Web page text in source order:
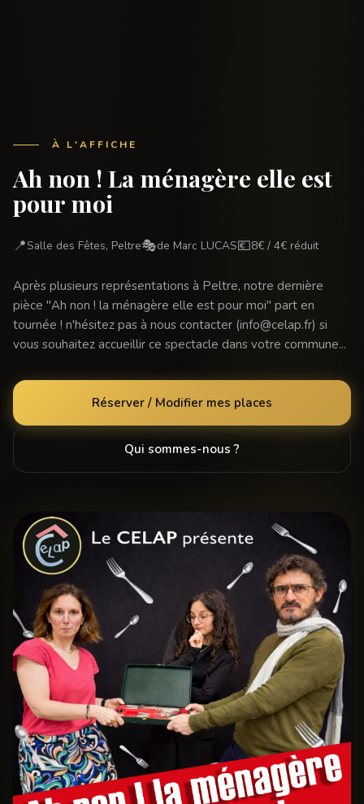
À L'AFFICHE
Ah non ! La ménagère elle est
pour moi
📍Salle des Fêtes, Peltre🎭de Marc LUCAS💶8€ / 4€ réduit
Après plusieurs représentations à Peltre, notre dernière
pièce "Ah non ! la ménagère elle est pour moi" part en
tournée ! n'hésitez pas à nous contacter (info@celap.fr) si
vous souhaitez accueillir ce spectacle dans votre commune...
Réserver / Modifier mes places
Qui sommes-nous ?